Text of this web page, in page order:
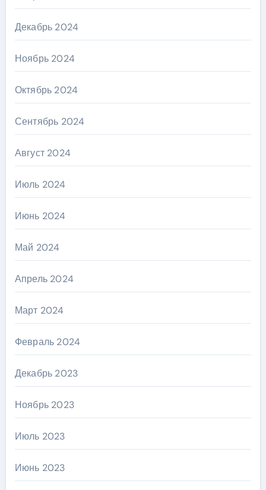
Декабрь 2024
Ноябрь 2024
Октябрь 2024
Сентябрь 2024
Август 2024
Июль 2024
Июнь 2024
Май 2024
Апрель 2024
Март 2024
Февраль 2024
Декабрь 2023
Ноябрь 2023
Июль 2023
Июнь 2023